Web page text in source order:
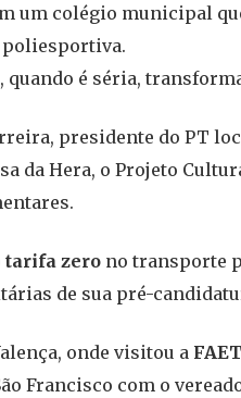
um colégio municipal
poliesportiva.
é séria,
presidente do PT
da Hera, o Projeto
tarifa zero no transporte
de sua pré-
onde visitou a
Francisco com o